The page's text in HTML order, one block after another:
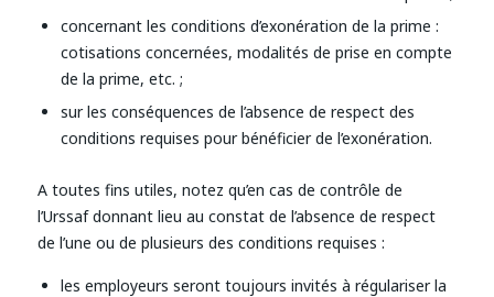
concernant les conditions d’exonération de la prime :
cotisations concernées, modalités de prise en compte
de la prime, etc. ;
sur les conséquences de l’absence de respect des
conditions requises pour bénéficier de l’exonération.
A toutes fins utiles, notez qu’en cas de contrôle de
l’Urssaf donnant lieu au constat de l’absence de respect
de l’une ou de plusieurs des conditions requises :
les employeurs seront toujours invités à régulariser la